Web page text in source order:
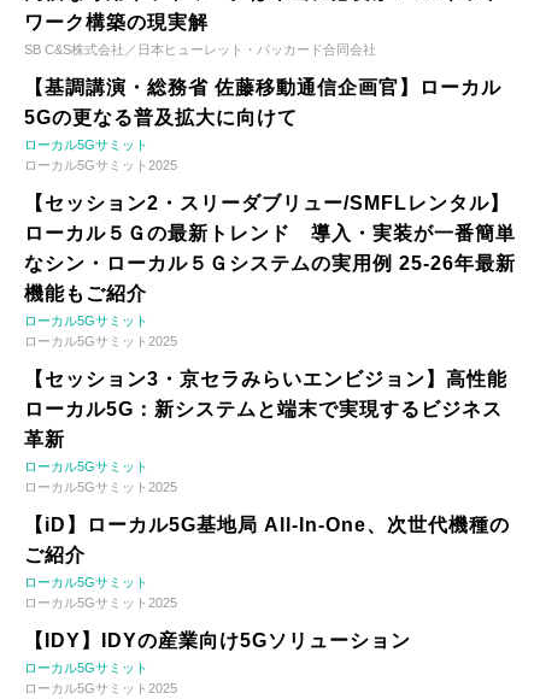
ワーク構築の現実解
SB C&S株式会社／日本ヒューレット・パッカード合同会社
【基調講演・総務省 佐藤移動通信企画官】ローカル
5Gの更なる普及拡大に向けて
ローカル5Gサミット
ローカル5Gサミット2025
【セッション2・スリーダブリュー/SMFLレンタル】
ローカル５Ｇの最新トレンド 導入・実装が一番簡単
なシン・ローカル５Ｇシステムの実用例 25-26年最新
機能もご紹介
ローカル5Gサミット
ローカル5Gサミット2025
【セッション3・京セラみらいエンビジョン】高性能
ローカル5G：新システムと端末で実現するビジネス
革新
ローカル5Gサミット
ローカル5Gサミット2025
【iD】ローカル5G基地局 All-In-One、次世代機種の
ご紹介
ローカル5Gサミット
ローカル5Gサミット2025
【IDY】IDYの産業向け5Gソリューション
ローカル5Gサミット
ローカル5Gサミット2025